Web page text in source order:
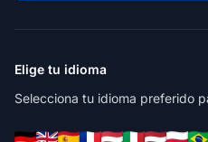
Elige tu idioma
Selecciona tu idioma preferido